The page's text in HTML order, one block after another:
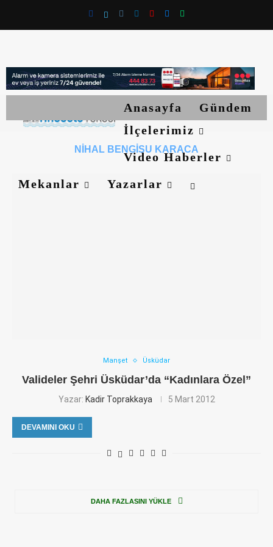
Anasayfa
Gündem
İlçelerimiz
Video Haberler
Mekanlar
Yazarlar
NIHAL BENGISU KARACA
Manşet Üsküdar
Valideler Şehri Üsküdar’da “Kadınlara Özel”
Yazar: Kadir Toprakkaya 5 Mart 2012
DEVAMINI OKU
DAHA FAZLASINI YÜKLE